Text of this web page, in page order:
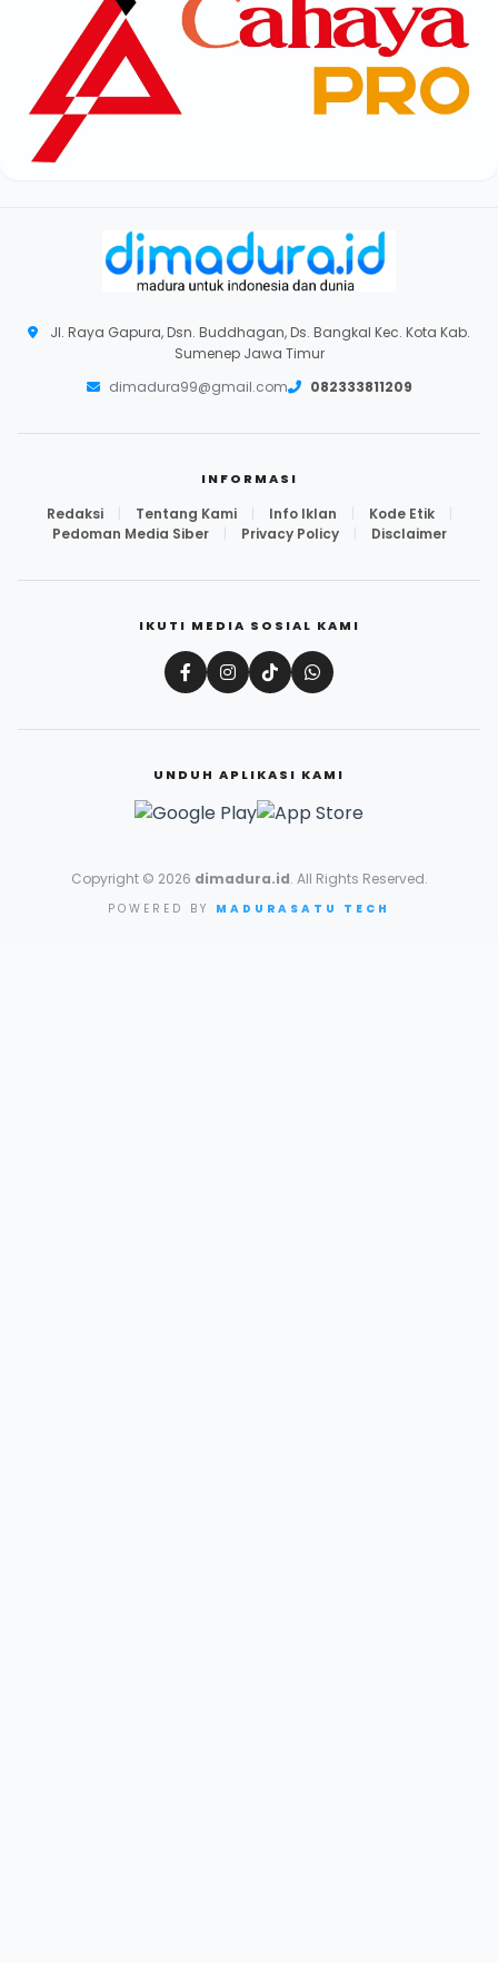
Jl. Raya Gapura, Dsn. Buddhagan, Ds. Bangkal Kec. Kota Kab.
Sumenep Jawa Timur
dimadura99@gmail.com
082333811209
INFORMASI
Redaksi Tentang Kami Info Iklan Kode Etik
Pedoman Media Siber
Privacy Policy Disclaimer
IKUTI MEDIA SOSIAL KAMI
UNDUH APLIKASI KAMI
Copyright © 2026 dimadura.id. All Rights Reserved.
POWERED BY MADURASATU TECH